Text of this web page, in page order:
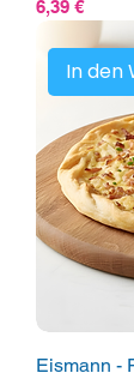
Preis
6,39 €
In den
Eismann -